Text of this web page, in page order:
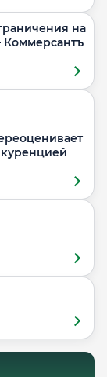
на
белорусские калийные удобрения — Коммерсантъ